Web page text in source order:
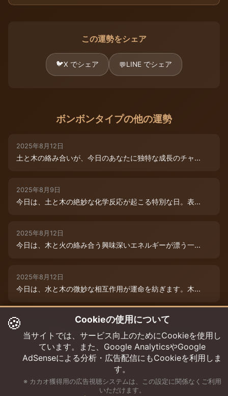
この運勢をシェア
🐦X でシェア 💬LINE でシェア
ボンボンタイプの他の運勢
2025年8月12日
土と木の絡み合いが、今日のあなたに独特な成長のチャ...
2025年8月9日
今日は、土と木の絶妙な化学反応が起こる特別な日。表...
2025年8月12日
今日は、木と火の絡み合う興味深いエネルギーが漂う一...
2025年8月12日
今日は、水と木の微妙な相互作用が運命を紡ぎます。木...
2025年8月12日
今日は、情熱的な炎のエネルギーと柔軟な木のしなやか...
🍪 Cookieの使用について
当サイトでは、サービス向上のためにCookieを使用し
ています。また、Google AnalyticsやGoogle
AdSenseによる分析・広告配信にもCookieを利用しま
す。
※ カカオ獲得用の広告視聴システムは、この設定に関係なくご利用
いただけます。